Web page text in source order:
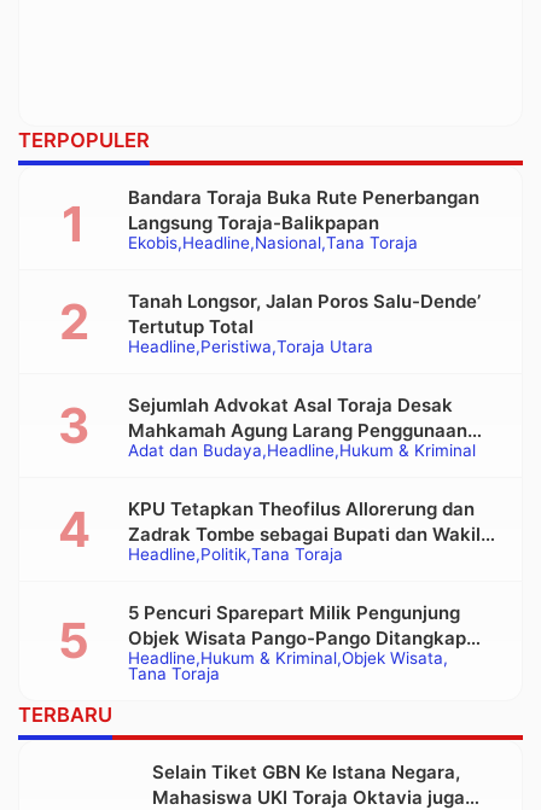
TERPOPULER
Ekobis Headline Nasional Tana Toraja
Bandara Toraja Buka Rute Penerbangan
Langsung Toraja-Balikpapan
Headline Peristiwa Toraja Utara
Tanah Longsor, Jalan Poros Salu-Dende’
Tertutup Total
Adat dan Budaya Headline Hukum & Kriminal
Sejumlah Advokat Asal Toraja Desak
Mahkamah Agung Larang Penggunaan
Alat Berat pada Eksekusi Rumah Adat
Headline Politik Tana Toraja
KPU Tetapkan Theofilus Allorerung dan
Zadrak Tombe sebagai Bupati dan Wakil
Bupati Tana Toraja Terpilih
Headline Hukum & Kriminal Objek Wisata
Tana Toraja
5 Pencuri Sparepart Milik Pengunjung
Objek Wisata Pango-Pango Ditangkap
Polisi
TERBARU
Selain Tiket GBN Ke Istana Negara,
Mahasiswa UKI Toraja Oktavia juga